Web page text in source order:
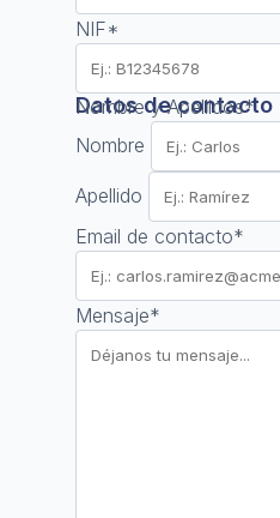
NIF*
Datos de contacto
Nombre y Apellidos*
Nombre
Apellido
Email de contacto*
Mensaje*